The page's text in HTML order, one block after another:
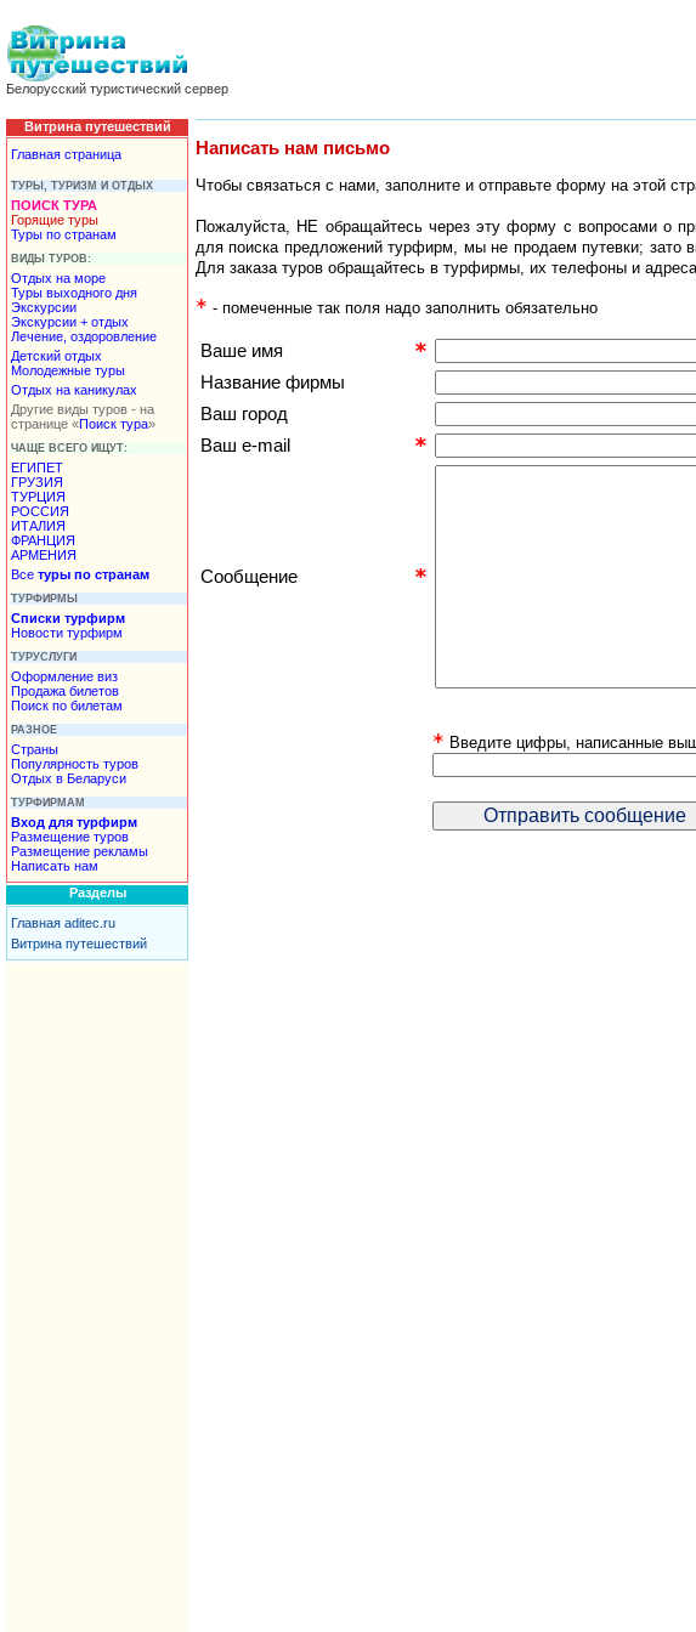
Белорусский туристический сервер
Витрина путешествий
Главная страница
ТУРЫ, ТУРИЗМ И ОТДЫХ
ПОИСК ТУРА
Горящие туры
Туры по странам
ВИДЫ ТУРОВ:
Отдых на море
Туры выходного дня
Экскурсии
Экскурсии + отдых
Лечение, оздоровление
Детский отдых
Молодежные туры
Отдых на каникулах
Другие виды туров - на
странице «Поиск тура»
ЧАЩЕ ВСЕГО ИЩУТ:
ЕГИПЕТ
ГРУЗИЯ
ТУРЦИЯ
РОССИЯ
ИТАЛИЯ
ФРАНЦИЯ
АРМЕНИЯ
Все туры по странам
ТУРФИРМЫ
Списки турфирм
Новости турфирм
ТУРУСЛУГИ
Оформление виз
Продажа билетов
Поиск по билетам
РАЗНОЕ
Страны
Популярность туров
Отдых в Беларуси
ТУРФИРМАМ
Вход для турфирм
Размещение туров
Размещение рекламы
Написать нам
Разделы
Главная aditec.ru
Витрина путешествий
Написать нам письмо
Чтобы связаться с нами, заполните и отправьте форму на этой
Пожалуйста, НЕ обращайтесь через эту форму с вопросами о
для поиска предложений турфирм, мы не продаем путевки; зато
Для заказа туров обращайтесь в турфирмы, их телефоны и
- помеченные так поля надо заполнить обязательно
Ваше имя
Название фирмы
Ваш город
Ваш e-mail
Сообщение
Введите цифры, написанные